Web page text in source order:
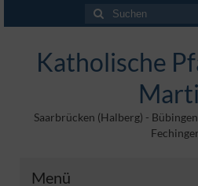
Suchen
nach:
Katholische
Saarbrücken (Halberg) -
Menü